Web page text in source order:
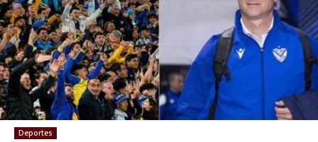
Deportes